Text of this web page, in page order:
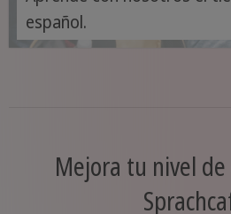
español.
Mejora tu nivel de